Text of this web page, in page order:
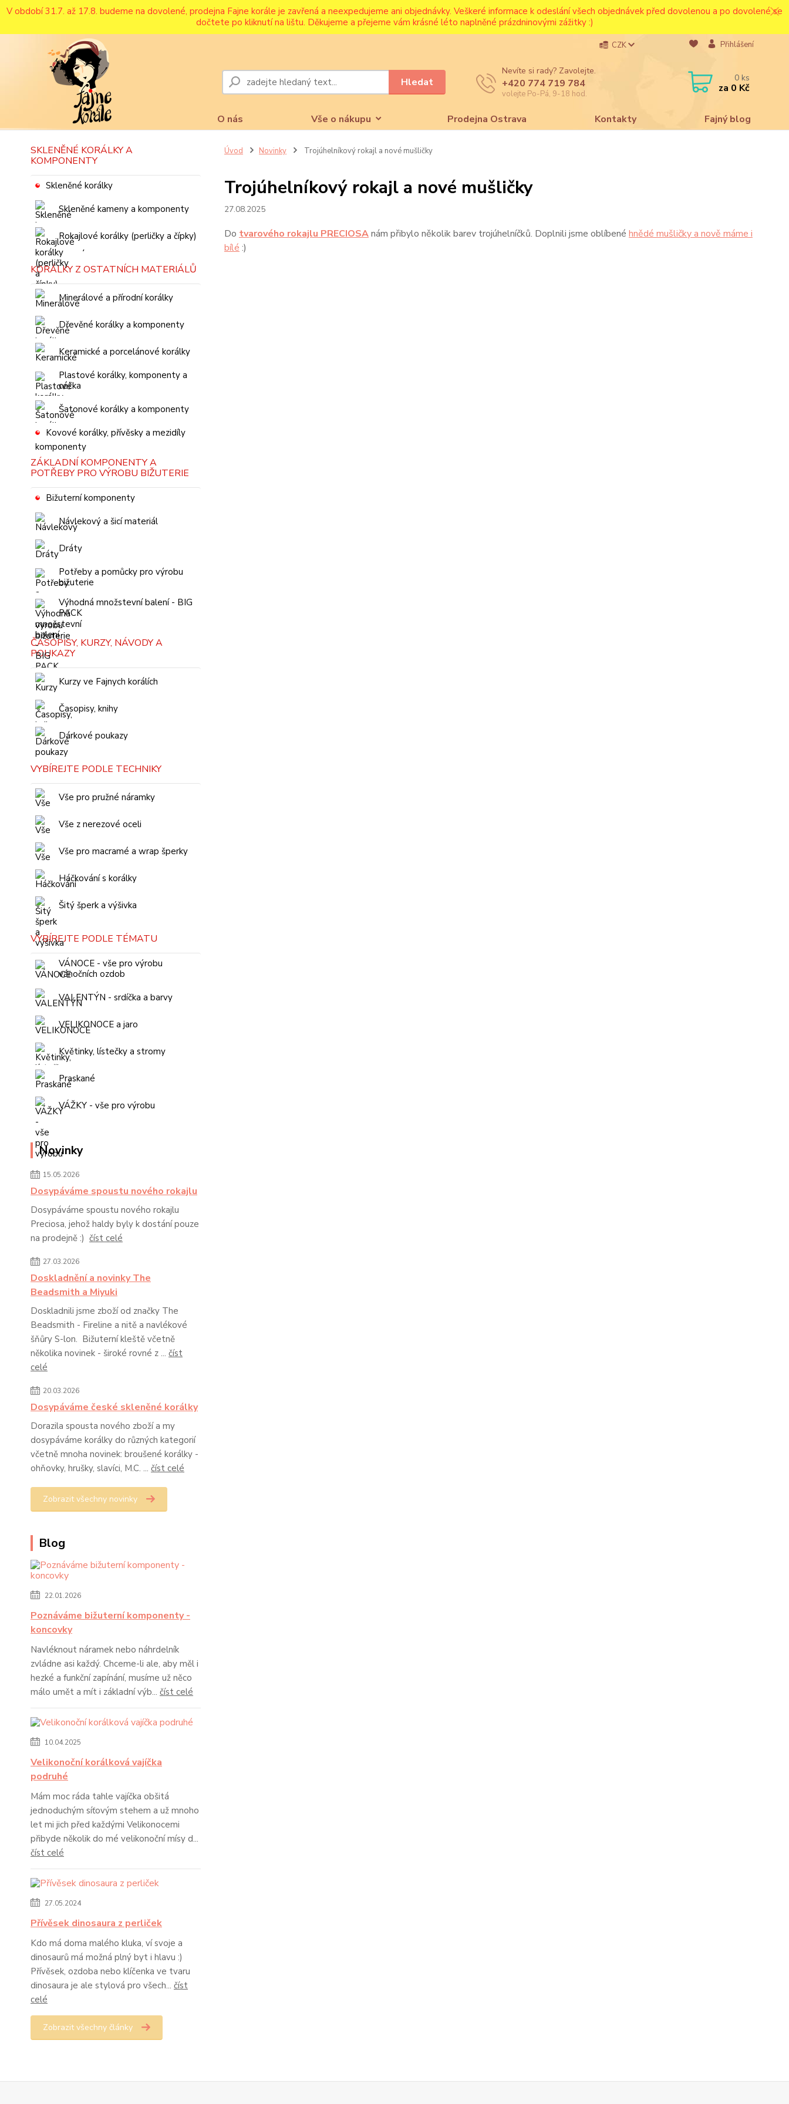
V období 31.7. až 17.8. budeme na dovolené, prodejna Fajne korále je zavřená a neexpedujeme ani objednávky. Veškeré informace k odeslání všech objednávek před dovolenou a po dovolené se
dočtete po kliknutí na lištu. Děkujeme a přejeme vám krásné léto naplněné prázdninovými zážitky :)
O nás Vše o nákupu Prodejna Ostrava Kontakty Fajný blog
CZK Přihlášení
Hledat
Nevíte si rady? Zavolejte.
+420 774 719 784
volejte Po-Pá, 9-18 hod.
0 ks
za 0 Kč
SKLENĚNÉ KORÁLKY A
KOMPONENTY
Skleněné korálky
Skleněné kameny a komponenty
Rokajlové korálky (perličky a čípky)
KORÁLKY Z OSTATNÍCH MATERIÁLŮ
Minerálové a přírodní korálky
Dřevěné korálky a komponenty
Keramické a porcelánové korálky
Plastové korálky, komponenty a
céčka
Šatonové korálky a komponenty
Kovové korálky, přívěsky a mezidíly
ZÁKLADNÍ KOMPONENTY A
POTŘEBY PRO VÝROBU BIŽUTERIE
Bižuterní komponenty
Návlekový a šicí materiál
Dráty
Potřeby a pomůcky pro výrobu
bižuterie
Výhodná množstevní balení - BIG
PACK
ČASOPISY, KURZY, NÁVODY A
POUKAZY
Kurzy ve Fajnych korálích
Časopisy, knihy
Dárkové poukazy
VYBÍREJTE PODLE TECHNIKY
Vše pro pružné náramky
Vše z nerezové oceli
Vše pro macramé a wrap šperky
Háčkování s korálky
Šitý šperk a výšivka
VYBÍREJTE PODLE TÉMATU
VÁNOCE - vše pro výrobu
vánočních ozdob
VALENTÝN - srdíčka a barvy
VELIKONOCE a jaro
Květinky, lístečky a stromy
Praskané
VÁŽKY - vše pro výrobu
Novinky
15.05.2026
Dosypáváme spoustu nového rokajlu
Dosypáváme spoustu nového rokajlu
Preciosa, jehož haldy byly k dostání pouze
na prodejně :) číst celé
27.03.2026
Doskladnění a novinky The
Beadsmith a Miyuki
Doskladnili jsme zboží od značky The
Beadsmith - Fireline a nitě a navlékové
šňůry S-lon. Bižuterní kleště včetně
několika novinek - široké rovné z ... číst
celé
20.03.2026
Dosypáváme české skleněné korálky
Dorazila spousta nového zboží a my
dosypáváme korálky do různých kategorií
včetně mnoha novinek: broušené korálky -
ohňovky, hrušky, slavíci, M.C. ... číst celé
Zobrazit všechny novinky
Blog
22.01.2026
Poznáváme bižuterní komponenty -
koncovky
Navléknout náramek nebo náhrdelník
zvládne asi každý. Chceme-li ale, aby měl i
hezké a funkční zapínání, musíme už něco
málo umět a mít i základní výb... číst celé
10.04.2025
Velikonoční korálková vajíčka
podruhé
Mám moc ráda tahle vajíčka obšitá
jednoduchým síťovým stehem a už mnoho
let mi jich před každými Velikonocemi
přibyde několik do mé velikonoční mísy d...
číst celé
27.05.2024
Přívěsek dinosaura z perliček
Kdo má doma malého kluka, ví svoje a
dinosaurů má možná plný byt i hlavu :)
Přívěsek, ozdoba nebo klíčenka ve tvaru
dinosaura je ale stylová pro všech... číst
celé
Zobrazit všechny články
Úvod Novinky Trojúhelníkový rokajl a nové mušličky
Trojúhelníkový rokajl a nové mušličky
27.08.2025
Do tvarového rokajlu PRECIOSAnám přibylo několik barev trojúhelníčků. Doplnili jsme oblíbené hnědé mušličky a nově máme i
bílé :)